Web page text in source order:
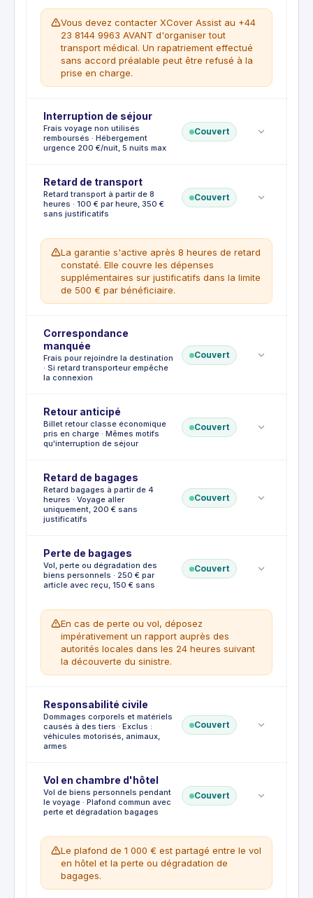
réservation. Annulation par la compagnie
aérienne pour raisons commerciales.
Quarantaine générale applicable à une
population.
urgents. Soins dentaires d'urgence jusqu'à
300 €. Frais habituels et raisonnables selon
les standards médicaux locaux.
CE QUI N'EST PAS COUVERT
Maladies ou blessures préexistantes. Soins
de routine, traitements non urgents.
Chirurgie esthétique sauf urgence. Soins
Vous devez contacter XCover Assist au +44
23 8144 9963 AVANT d'organiser tout
transport médical. Un rapatriement effectué
sans accord préalable peut être refusé à la
prise en charge.
CE QUI EST COUVERT
Rapatriement sanitaire médicalisé vers le
domicile ou l'hôpital de référence.
nécessaire. Retour des personnes à
charge. Transport au chevet d'un proche
hospitalisé plus de 72h ou en danger vital.
Transport du défunt et frais funéraires à
l'étranger.
CE QUI N'EST PAS COUVERT
Rapatriement organisé sans accord
préalable de XCover Assist. Déplacements
effectués pour recevoir un traitement
médical planifié.
Interruption de séjour
Frais voyage non utilisés
remboursés · Hébergement
urgence 200 €/nuit, 5 nuits max
Couvert
Franchise: €50
CE QUI EST COUVERT
Frais de voyage non utilisés et non
nuits maximum. Frais de transport pour
retour prématuré en classe économique.
CE QUI N'EST PAS COUVERT
Interruption pour convenance personnelle.
transporteur pour raisons commerciales.
Retard de transport
Retard transport à partir de 8
heures · 100 € par heure, 350 €
sans justificatifs
Couvert
La garantie s'active après 8 heures de retard
constaté. Elle couvre les dépenses
supplémentaires sur justificatifs dans la limite
de 500 € par bénéficiaire.
CE QUI EST COUVERT
Repas, hébergement, transport et
communications sur justificatifs. Frais pour
rejoindre une correspondance manquée.
max 350 €.
CE QUI N'EST PAS COUVERT
Retard causé par l'annulation avant la date
de départ. Retard de bagages uniquement.
Correspondance
manquée
Frais pour rejoindre la destination
· Si retard transporteur empêche
la connexion
Couvert
CE QUI EST COUVERT
Frais de transport nécessaires pour
rejoindre votre croisière ou destination
empêche de prendre votre connexion
prévue.
CE QUI N'EST PAS COUVERT
Correspondance manquée de votre
Retour anticipé
Billet retour classe économique
pris en charge · Mêmes motifs
qu'interruption de séjour
Couvert
CE QUI EST COUVERT
Frais de transport supplémentaires pour
retour prématuré en classe économique.
naturelle.
CE QUI N'EST PAS COUVERT
Retour pour convenance personnelle.
Retard de bagages
Retard bagages à partir de 4
heures · Voyage aller
uniquement, 200 € sans
justificatifs
Couvert
CE QUI EST COUVERT
Achats de biens de première nécessité
pendant l'attente des bagages :
CE QUI N'EST PAS COUVERT
Retard de bagages au retour. Bagages
retardés de moins de 4 heures.
Perte de bagages
Vol, perte ou dégradation des
biens personnels · 250 € par
article avec reçu, 150 € sans
Couvert
En cas de perte ou vol, déposez
impérativement un rapport auprès des
autorités locales dans les 24 heures suivant
la découverte du sinistre.
Franchise:€50
CE QUI EST COUVERT
Vol, perte ou dégradation des biens
Frais de réparation ou remplacement.
CE QUI N'EST PAS COUVERT
Bicyclettes, skis et snowboards sauf
Argent, bijoux, prothèses. Biens laissés
sans surveillance dans un véhicule non
verrouillé.
Responsabilité civile
Dommages corporels et matériels
causés à des tiers · Exclus :
véhicules motorisés, animaux,
armes
Couvert
CE QUI EST COUVERT
Responsabilité pour blessure ou décès
d'un tiers. Responsabilité pour dommages
CE QUI N'EST PAS COUVERT
Dommages causés aux membres de la
famille ou co-voyageurs. Dommages
Vol en chambre d'hôtel
Vol de biens personnels pendant
le voyage · Plafond commun avec
perte et dégradation bagages
Couvert
Le plafond de 1 000 € est partagé entre le vol
en hôtel et la perte ou dégradation de
bagages.